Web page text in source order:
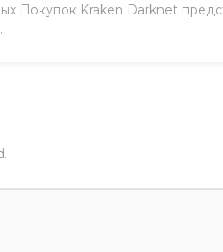
Покупок Kraken Darknet